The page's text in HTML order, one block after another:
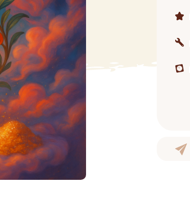
DIVERS
Spécial Covid
Automobile
Insecticide
Objet
Autre
> Voir tout
ET DOUCHE
Gel douche
de bain
moussant
de bain
Voir tout
Spray corporel